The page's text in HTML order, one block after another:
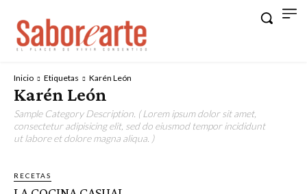
Inicio Etiquetas Karén León
Karén León
Sample Category Description. ( Lorem ipsum dolor sit amet,
consectetur adipisicing elit, sed do eiusmod tempor incididunt
ut labore et dolore magna aliqua. )
RECETAS